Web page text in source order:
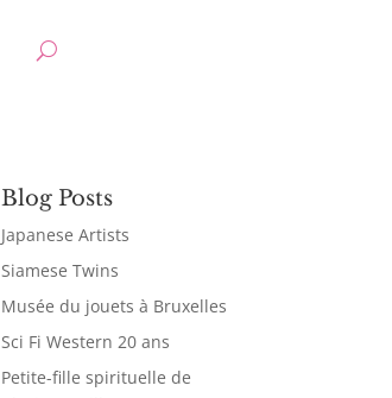
Blog Posts
Japanese Artists
Siamese Twins
Musée du jouets à Bruxelles
Sci Fi Western 20 ans
Petite-fille spirituelle de